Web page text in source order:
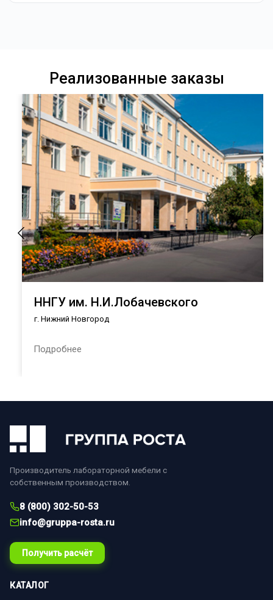
Реализованные заказы
ННГУ им. Н.И.Лобачевского
г. Нижний Новгород
Подробнее
Производитель лабораторной мебели с
собственным производством.
8 (800) 302-50-53
info@gruppa-rosta.ru
Получить расчёт
КАТАЛОГ